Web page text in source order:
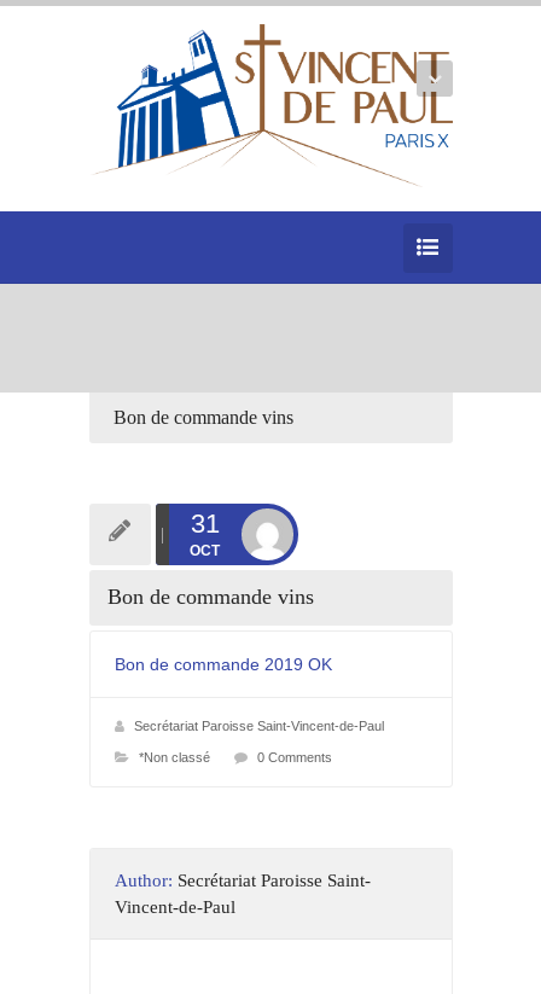
Bon de commande vins
31
OCT
Bon de commande vins
Bon de commande 2019 OK
Secrétariat Paroisse Saint-Vincent-de-Paul
*Non classé 0 Comments
Author: Secrétariat Paroisse Saint-
Vincent-de-Paul